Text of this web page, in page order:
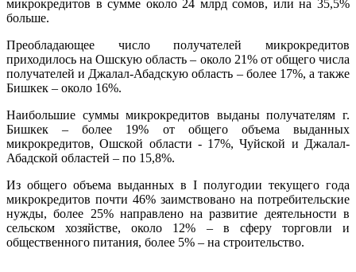
микрокредитов в сумме около 24 млрд сомов, или на 35,5%
больше.
Преобладающее число получателей микрокредитов
приходилось на Ошскую область – около 21% от общего числа
получателей и Джалал-Абадскую область – более 17%, а также
Бишкек – около 16%.
Наибольшие суммы микрокредитов выданы получателям г.
Бишкек – более 19% от общего объема выданных
микрокредитов, Ошской области - 17%, Чуйской и Джалал-
Абадской областей – по 15,8%.
Из общего объема выданных в I полугодии текущего года
микрокредитов почти 46% заимствовано на потребительские
нужды, более 25% направлено на развитие деятельности в
сельском хозяйстве, около 12% – в сферу торговли и
общественного питания, более 5% – на строительство.